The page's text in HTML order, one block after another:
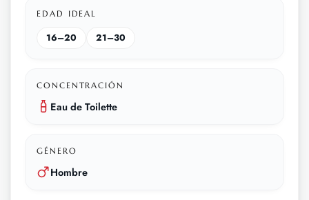
EDAD IDEAL
16–20 21–30
CONCENTRACIÓN
Eau de Toilette
GÉNERO
Hombre